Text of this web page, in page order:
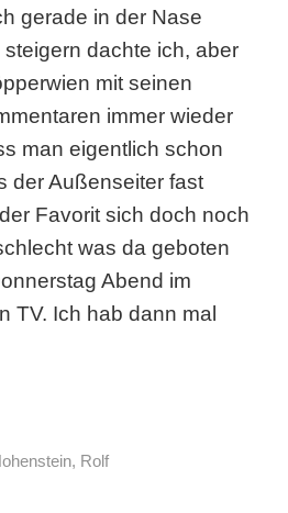
gerade in der Nase
dachte ich, aber
mit seinen
immer wieder
man eigentlich schon
der Außenseiter fast
Favorit sich doch noch
was da geboten
Abend im
TV. Ich hab dann mal
, Rolf